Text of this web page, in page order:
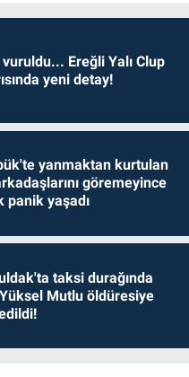
Ereğli Yalı Clup
yeni detay!
yanmaktan kurtulan
göremeyince
panik yaşadı
taksi durağında
Mutlu öldüresiye